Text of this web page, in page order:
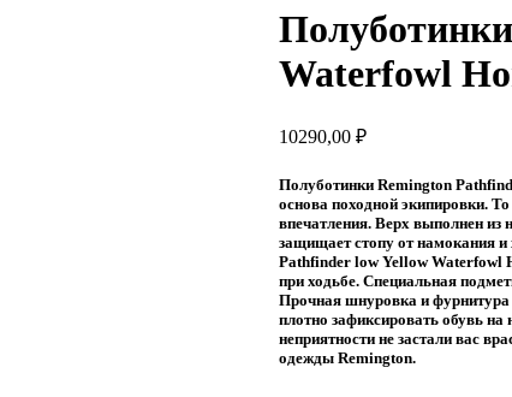
Waterfowl
10290,00 ₽
Полуботинки Remington
основа походной экипировки.
впечатления. Верх выполнен
защищает стопу от намокания
Pathfinder low Yellow Waterfowl
при ходьбе. Специальная
Прочная шнуровка и
плотно зафиксировать обувь
неприятности не застали вас
одежды Remington.